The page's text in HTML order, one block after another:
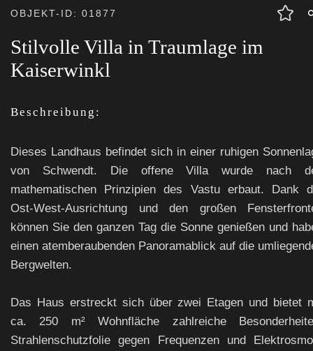
OBJEKT-ID: 01877
Stilvolle Villa in Traumlage im
Kaiserwinkl
Beschreibung:
Dieses Landhaus befindet sich in einer ruhigen
von Schwendt. Die offene Villa wurde nach
mathematischen Prinzipien des Vastu erbaut. Dank
Ost-West-Ausrichtung und den großen
können Sie den ganzen Tag die Sonne genießen und
einen atemberaubenden Panoramablick auf die
Bergwelten.
Das Haus erstreckt sich über zwei Etagen und bietet
ca. 250 m² Wohnfläche zahlreiche
Strahlenschutzfolie gegen Frequenzen und